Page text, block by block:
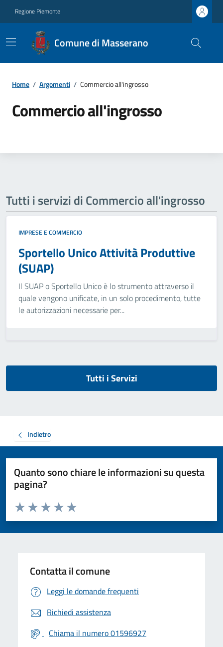
Regione Piemonte
Comune di Masserano
Home / Argomenti / Commercio all'ingrosso
Commercio all'ingrosso
Tutti i servizi di Commercio all'ingrosso
IMPRESE E COMMERCIO
Sportello Unico Attività Produttive
(SUAP)
Il SUAP o Sportello Unico è lo strumento attraverso il
quale vengono unificate, in un solo procedimento, tutte
le autorizzazioni necessarie per...
Tutti i Servizi
Indietro
Quanto sono chiare le informazioni su questa
pagina?
Valuta da 1 a 5 stelle la pagina
Valuta 5 stelle su 5
Valuta 4 stelle su 5
Valuta 3 stelle su 5
Valuta 2 stelle su 5
Valuta 1 stelle su 5
Contatta il comune
Leggi le domande frequenti
Richiedi assistenza
Chiama il numero 01596927